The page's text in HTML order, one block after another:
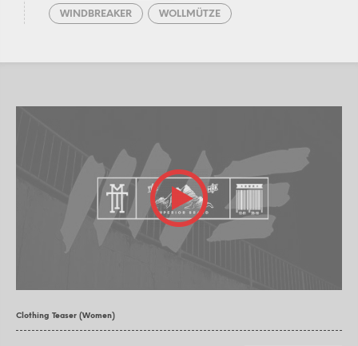
WINDBREAKER WOLLMÜTZE
Clothing Teaser (Women)